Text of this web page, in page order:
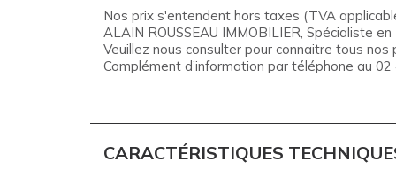
Nos prix s'entendent hors taxes (TVA
ALAIN ROUSSEAU IMMOBILIER, Spécialiste
Veuillez nous consulter pour connaitre tous
Complément d’information par téléphone au
CARACTÉRISTIQUES